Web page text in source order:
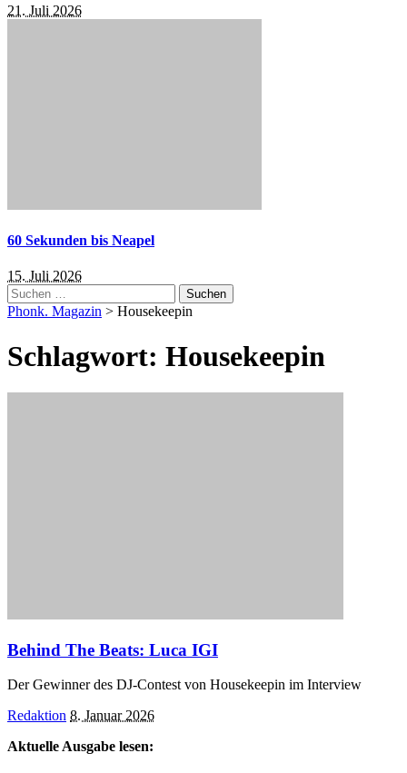
21. Juli 2026
60 Sekunden bis Neapel
15. Juli 2026
Suchen
nach:
Phonk. Magazin > Housekeepin
Schlagwort: Housekeepin
Behind The Beats: Luca IGI
Der Gewinner des DJ-Contest von Housekeepin im Interview
Posted
Redaktion 8. Januar 2026
Aktuelle Ausgabe lesen: